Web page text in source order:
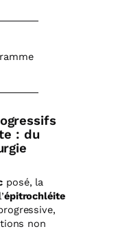
: du
posé, la
épitrochléite
non